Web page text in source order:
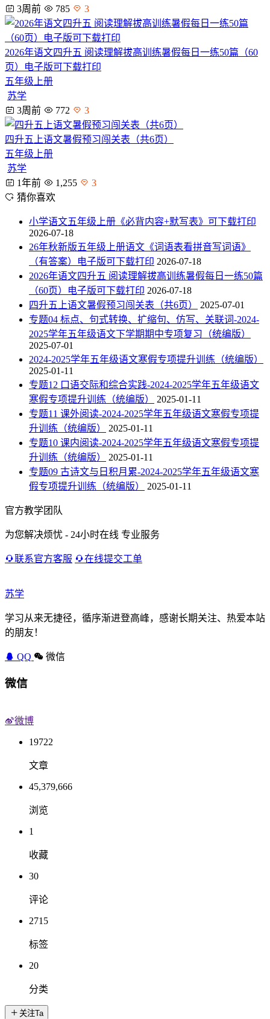
3周前
785 3
2026年语文四升五 阅读理解拔高训练暑假每日一练50篇（60
页）电子版可下载打印
五年级上册
苏学
3周前
772 3
四升五上语文暑假预习闯关表（共6页）
五年级上册
苏学
1年前
1,255
3
猜你喜欢
小学语文五年级上册《必背内容+默写表》可下载打印
2026-07-18
26年秋新版五年级上册语文《词语表看拼音写词语》
（有答案）电子版可下载打印 2026-07-18
2026年语文四升五 阅读理解拔高训练暑假每日一练50篇
（60页）电子版可下载打印 2026-07-18
四升五上语文暑假预习闯关表（共6页）
2025-07-01
专题04 标点、句式转换、扩缩句、仿写、关联词-2024-
2025学年五年级语文下学期期中专项复习（统编版）
2025-07-01
2024-2025学年五年级语文寒假专项提升训练（统编版）
2025-01-11
专题12 口语交际和综合实践-2024-2025学年五年级语文
寒假专项提升训练（统编版）
2025-01-11
专题11 课外阅读-2024-2025学年五年级语文寒假专项提
升训练（统编版）
2025-01-11
专题10 课内阅读-2024-2025学年五年级语文寒假专项提
升训练（统编版）
2025-01-11
专题09 古诗文与日积月累-2024-2025学年五年级语文寒
假专项提升训练（统编版）
2025-01-11
官方教学团队
为您解决烦忧 - 24小时在线 专业服务
联系官方客服 在线提交工单
苏学
学习从来无捷径，循序渐进登高峰，感谢长期关注、热爱本站
的朋友！
QQ 微信
微信
微博
19722
文章
45,379,666
浏览
1
收藏
30
评论
2715
标签
20
分类
关注Ta